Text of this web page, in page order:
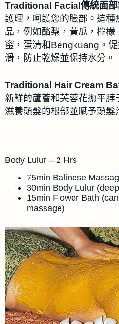
Traditional Facial傳統面
護理，呵護您的臉部。這種
品，例如酪梨，黃瓜，檸
蜜，蛋清和Bengkuang。
滑，防止乾燥並保持水分。
Traditional Hair Cream
新鮮的蘆薈和芙蓉花撫平脖
滋養頭髮的根部並賦予頭髮
Body Lulur – 2 Hrs
75min Balinese
30min Body Lulur
15min Flower Bath
massage)